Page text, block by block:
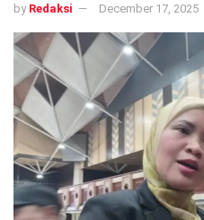
by Redaksi December 17, 2025